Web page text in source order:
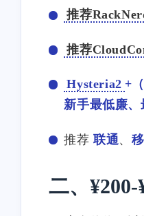
推荐
推荐
Hysteria2 +（
新手最低廉
推荐联通、
二、¥200-